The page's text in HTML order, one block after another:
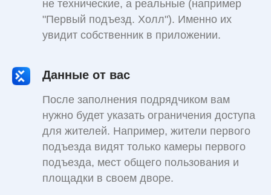
не технические, а реальные (например
"Первый подъезд. Холл"). Именно их
увидит собственник в приложении.
Данные от вас
После заполнения подрядчиком вам
нужно будет указать ограничения доступа
для жителей. Например, жители первого
подъезда видят только камеры первого
подъезда, мест общего пользования и
площадки в своем дворе.